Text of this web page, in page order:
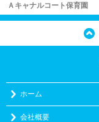
Ａキャナルコート保育園
ホーム
会社概要